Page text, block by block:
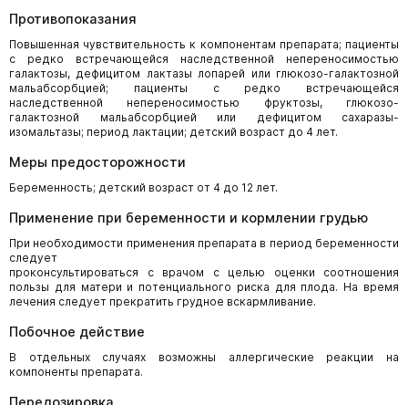
Противопоказания
Повышенная чувствительность к компонентам препарата; пациенты
с редко встречающейся наследственной непереносимостью
галактозы, дефицитом лактазы лопарей или глюкозо-галактозной
мальабсорбцией; пациенты с редко встречающейся
наследственной непереносимостью фруктозы, глюкозо-
галактозной мальабсорбцией или дефицитом сахаразы-
изомальтазы; период лактации; детский возраст до 4 лет.
Меры предосторожности
Беременность; детский возраст от 4 до 12 лет.
Применение при беременности и кормлении грудью
При необходимости применения препарата в период беременности
следует
проконсультироваться с врачом с целью оценки соотношения
пользы для матери и потенциального риска для плода. На время
лечения следует прекратить грудное вскармливание.
Побочное действие
В отдельных случаях возможны аллергические реакции на
компоненты препарата.
Передозировка